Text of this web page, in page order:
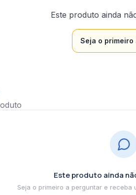
Este produto ainda
Seja o primeiro
Este produto ainda